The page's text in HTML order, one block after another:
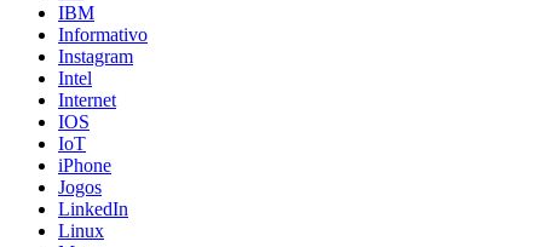
IBM
Informativo
Instagram
Intel
Internet
IOS
IoT
iPhone
Jogos
LinkedIn
Linux